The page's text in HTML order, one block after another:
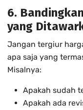
6.
yang
Jangan tergiur
apa saja yang
Misalnya:
Apakah sudah
Apakah ada